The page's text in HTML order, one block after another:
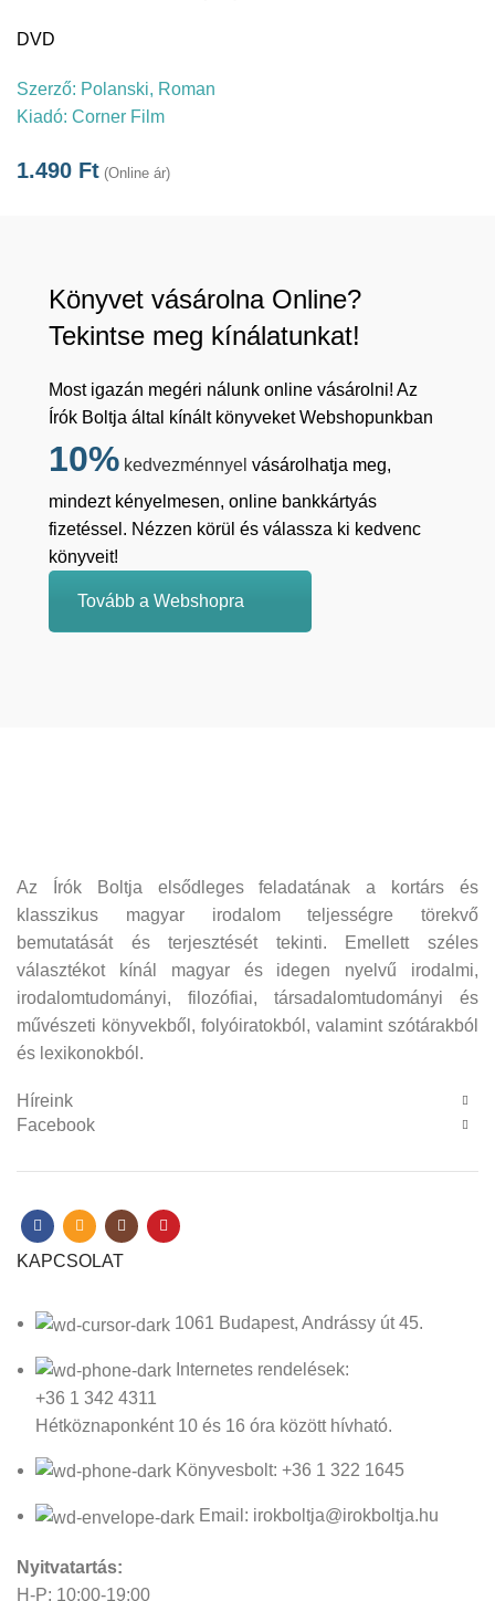
DVD
Szerző: Polanski, Roman
Kiadó: Corner Film
1.490 Ft (Online ár)
Könyvet vásárolna Online?
Tekintse meg kínálatunkat!
Most igazán megéri nálunk online vásárolni! Az
Írók Boltja által kínált könyveket Webshopunkban
10% kedvezménnyel vásárolhatja meg,
mindezt kényelmesen, online bankkártyás
fizetéssel. Nézzen körül és válassza ki kedvenc
könyveit!
Tovább a Webshopra
Az Írók Boltja elsődleges feladatának a kortárs és
klasszikus magyar irodalom teljességre törekvő
bemutatását és terjesztését tekinti. Emellett széles
választékot kínál magyar és idegen nyelvű irodalmi,
irodalomtudományi, filozófiai, társadalomtudományi és
művészeti könyvekből, folyóiratokból, valamint szótárakból
és lexikonokból.
Híreink
Facebook
KAPCSOLAT
1061 Budapest, Andrássy út 45.
Internetes rendelések:
+36 1 342 4311
Hétköznaponként 10 és 16 óra között hívható.
Könyvesbolt: +36 1 322 1645
Email: irokboltja@irokboltja.hu
Nyitvatartás:
H-P: 10:00-19:00